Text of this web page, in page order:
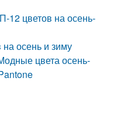
12 цветов на осень-
осень и зиму
цвета осень-